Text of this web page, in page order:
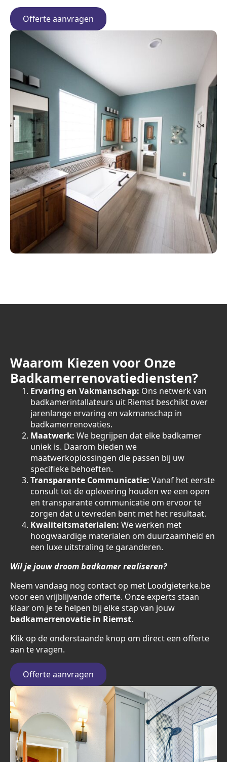
Offerte aanvragen
Waarom Kiezen voor Onze
Badkamerrenovatiediensten?
Ervaring en Vakmanschap: Ons netwerk van
badkamerintallateurs uit Riemst beschikt over
jarenlange ervaring en vakmanschap in
badkamerrenovaties.
Maatwerk: We begrijpen dat elke badkamer
uniek is. Daarom bieden we
maatwerkoplossingen die passen bij uw
specifieke behoeften.
Transparante Communicatie: Vanaf het eerste
consult tot de oplevering houden we een open
en transparante communicatie om ervoor te
zorgen dat u tevreden bent met het resultaat.
Kwaliteitsmaterialen: We werken met
hoogwaardige materialen om duurzaamheid en
een luxe uitstraling te garanderen.
Wil je jouw droom badkamer realiseren?
Neem vandaag nog contact op met Loodgieterke.be
voor een vrijblijvende offerte. Onze experts staan
klaar om je te helpen bij elke stap van jouw
badkamerrenovatie in Riemst.
Klik op de onderstaande knop om direct een offerte
aan te vragen.
Offerte aanvragen